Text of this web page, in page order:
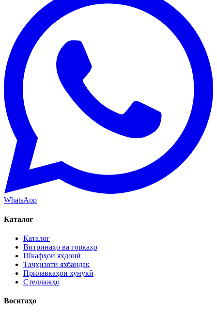
WhatsApp
Каталог
Каталог
Витринаҳо ва горкаҳо
Шкафҳои яхдонӣ
Таҷҳизоти яхбандак
Прилавкаҳои хунукӣ
Стеллажҳо
Воситаҳо